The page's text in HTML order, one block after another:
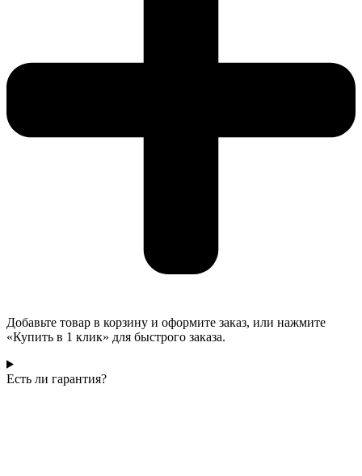
Добавьте товар в корзину и оформите заказ, или нажмите
«Купить в 1 клик» для быстрого заказа.
Есть ли гарантия?